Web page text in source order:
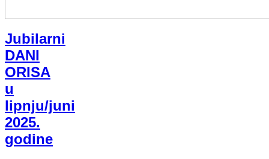
Jubilarni
DANI
ORISA
u
lipnju/juni
2025.
godine